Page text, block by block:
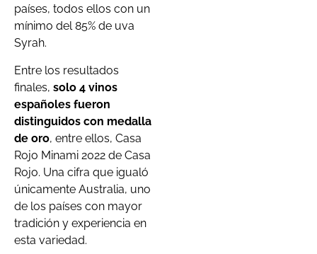
países, todos ellos con un
mínimo del 85% de uva
Syrah.
Entre los resultados
finales, solo 4 vinos
españoles fueron
distinguidos con medalla
de oro, entre ellos, Casa
Rojo Minami 2022 de Casa
Rojo. Una cifra que igualó
únicamente Australia, uno
de los países con mayor
tradición y experiencia en
esta variedad.